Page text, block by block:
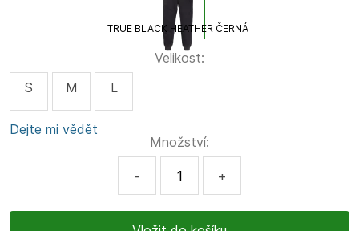
TRUE BLACK HEATHER ČERNÁ
Velikost:
S
M L
Dejte mi vědět
Množství:
- +